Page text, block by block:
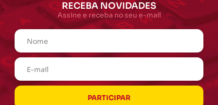
RECEBA NOVIDADES
Assine e receba no seu e-mail